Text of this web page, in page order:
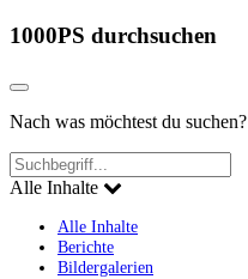
1000PS durchsuchen
Nach was möchtest du suchen?
Alle Inhalte
Alle Inhalte
Berichte
Bildergalerien